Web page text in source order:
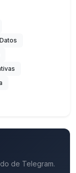
de Telegram.